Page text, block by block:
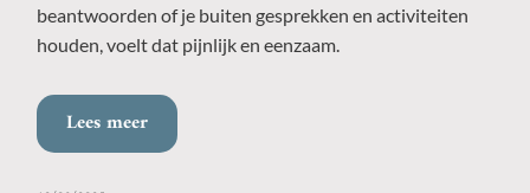
beantwoorden of je buiten gesprekken en activiteiten
houden, voelt dat pijnlijk en eenzaam.
Lees meer